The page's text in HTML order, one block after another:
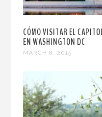
CÓMO VISITAR EL
EN WASHINGTON DC
MARCH 8, 2015